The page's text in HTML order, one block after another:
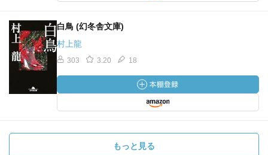
白鳥 (幻冬舎文庫)
村上龍
303 3.20 18
もっと見る